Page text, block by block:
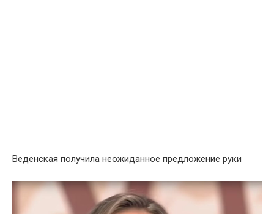
Веденская получила неожиданное предложение руки